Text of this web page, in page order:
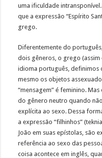
uma ificuldade
que a expressão “Espírito
grego.
Diferentemente do
dois gêneros, o grego
idioma português, definimos
mesmo os objetos
“mensagem” é feminino.
do gênero neutro quando
explícita ao sexo. Dessa
a expressão “filhinhos”
João em suas epístolas, são
referência ao sexo das
coisa acontece em inglês,